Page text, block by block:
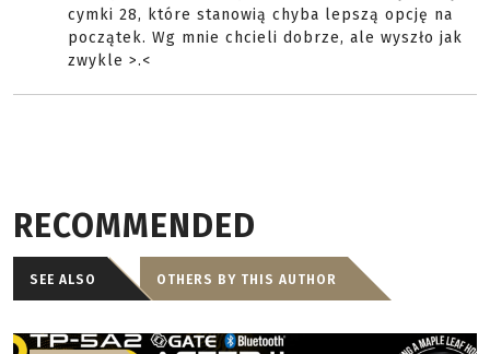
cymki 28, które stanowią chyba lepszą opcję na
początek. Wg mnie chcieli dobrze, ale wyszło jak
zwykle >.<
RECOMMENDED
SEE ALSO OTHERS BY THIS AUTHOR